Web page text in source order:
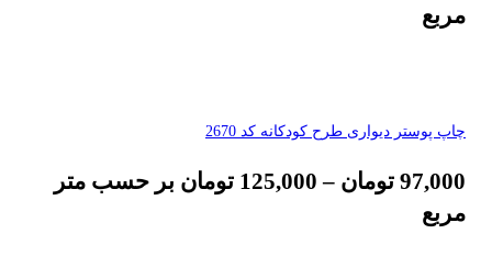
مربع
چاپ پوستر دیواری طرح کودکانه کد 2670
97,000 تومان –
125,000 تومان بر حسب متر
مربع